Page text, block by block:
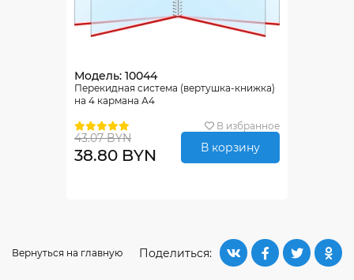
Модель: 10044
Перекидная система (вертушка-книжка)
на 4 кармана А4
В избранное
43.07 BYN
38.80 BYN В корзину
Поделиться:
Вернуться на главную